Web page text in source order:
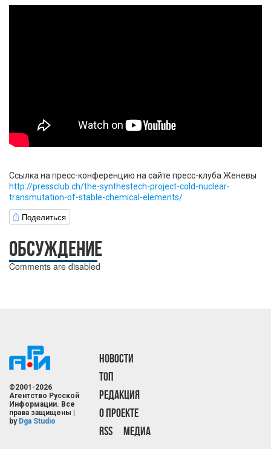
Ссылка на пресс-конференцию на сайте пресс-клуба Женевы
http://pressclub.ch/the-synthestech-project-cold-nuclear-
transmutation-of-stable-chemical-elements/
Поделиться
ОБСУЖДЕНИЕ
Comments are disabled
©2001-2026
Агентство Русской
Информации. Все
права защищены |
by Dga Studio
НОВОСТИ
ТОП
РЕДАКЦИЯ
О ПРОЕКТЕ
RSS
МЕДИА